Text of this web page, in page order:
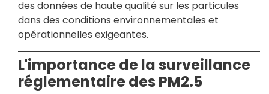
des données de haute qualité sur les particules
dans des conditions environnementales et
opérationnelles exigeantes.
L'importance de la surveillance
réglementaire des PM2.5